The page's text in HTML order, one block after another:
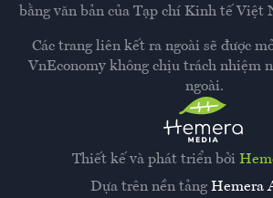
Thiết kế và phát triển bởi
Dựa trên nền tảng Hemera
bằng văn bản của Tạp chí Kinh tế Việt
Các trang liên kết ra ngoài sẽ được
VnEconomy không chịu trách nhiệm
ngoài.